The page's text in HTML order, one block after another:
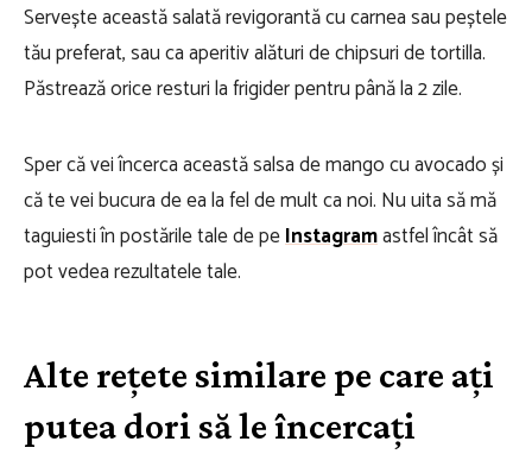
Servește această salată revigorantă cu carnea sau peștele
tău preferat, sau ca aperitiv alături de chipsuri de tortilla.
Păstrează orice resturi la frigider pentru până la 2 zile.
Sper că vei încerca această salsa de mango cu avocado și
că te vei bucura de ea la fel de mult ca noi. Nu uita să mă
taguiesti în postările tale de peInstagramastfel încât să
pot vedea rezultatele tale.
Alte rețete similare pe care ați
putea dori să le încercați